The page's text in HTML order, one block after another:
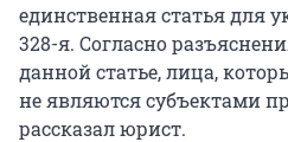
единственная статья для
328-я. Согласно
данной статье, лица,
не являются субъектами
рассказал юрист.